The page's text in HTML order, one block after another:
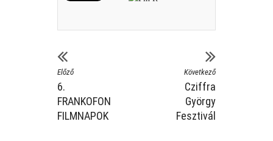
Előző
6.
FRANKOFON
FILMNAPOK
Következő
Cziffra
György
Fesztivál